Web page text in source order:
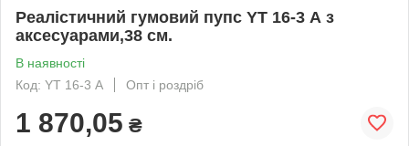
Реалістичний гумовий пупс YT 16-3 А з
аксесуарами,38 см.
В наявності
Код: YT 16-3 А
Опт і роздріб
1 870,05 ₴